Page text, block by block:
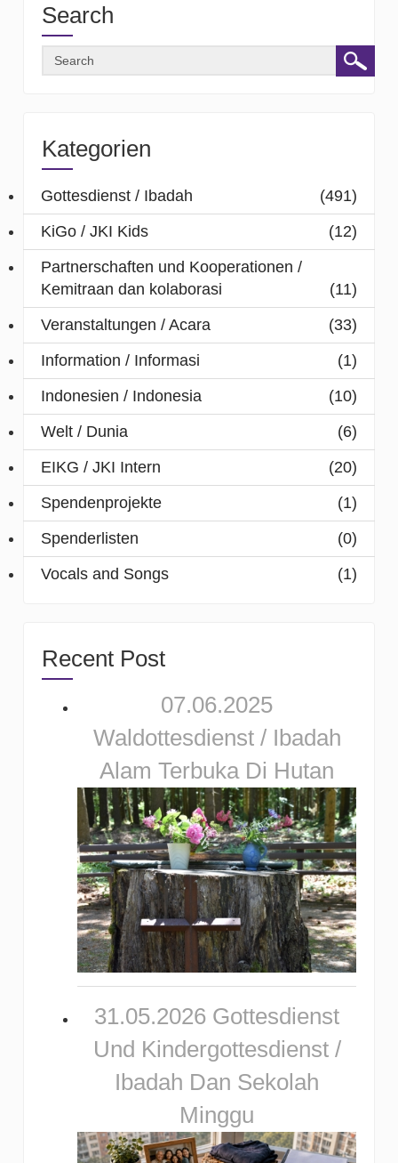
Search
Kategorien
Gottesdienst / Ibadah
(491)
KiGo / JKI Kids
(12)
Partnerschaften und Kooperationen /
Kemitraan dan kolaborasi
(11)
Veranstaltungen / Acara
(33)
Information / Informasi
(1)
Indonesien / Indonesia
(10)
Welt / Dunia
(6)
EIKG / JKI Intern
(20)
Spendenprojekte
(1)
Spenderlisten
(0)
Vocals and Songs
(1)
Recent Post
07.06.2025
Waldottesdienst / Ibadah
Alam Terbuka Di Hutan
31.05.2026 Gottesdienst
Und Kindergottesdienst /
Ibadah Dan Sekolah
Minggu